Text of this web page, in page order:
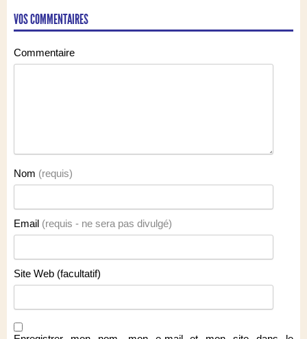
VOS COMMENTAIRES
Commentaire
Nom (requis)
Email (requis - ne sera pas divulgé)
Site Web (facultatif)